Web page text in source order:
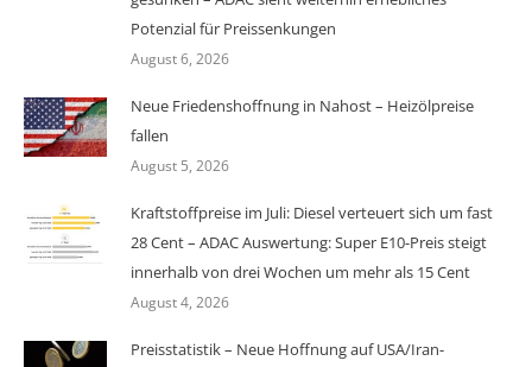
Potenzial für Preissenkungen
August 6, 2026
Neue Friedenshoffnung in Nahost – Heizölpreise
fallen
August 5, 2026
Kraftstoffpreise im Juli: Diesel verteuert sich um fast
28 Cent – ADAC Auswertung: Super E10-Preis steigt
innerhalb von drei Wochen um mehr als 15 Cent
August 4, 2026
Preisstatistik – Neue Hoffnung auf USA/Iran-